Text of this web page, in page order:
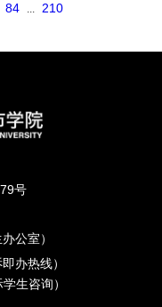
84 ... 210
号
公室）
办热线）
生咨询）